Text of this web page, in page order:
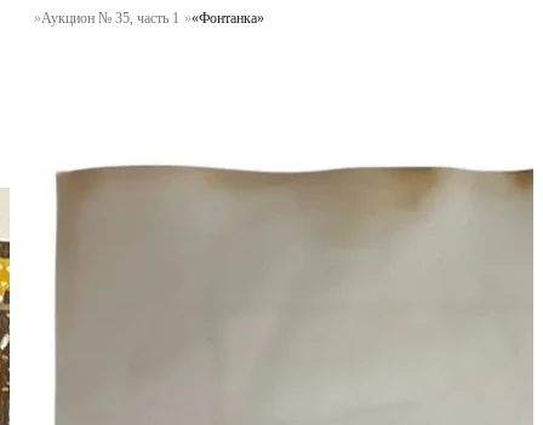
Аукцион № 35, часть 1 «Фонтанка»